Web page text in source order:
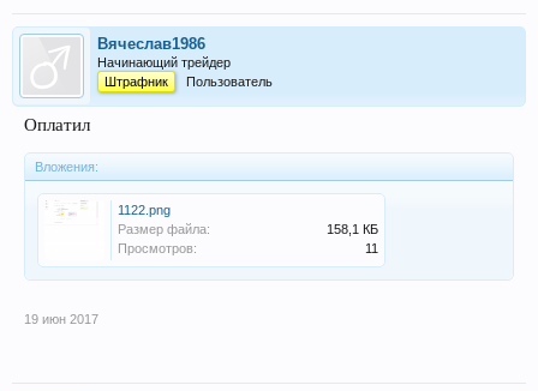
Вячеслав1986
Начинающий трейдер
Штрафник
Пользователь
Оплатил
Вложения:
1122.png
Размер файла:
158,1 КБ
Просмотров:
11
19 июн 2017